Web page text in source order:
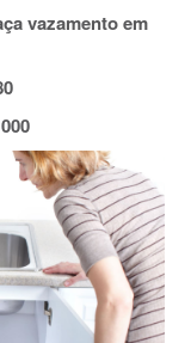
vazamento em